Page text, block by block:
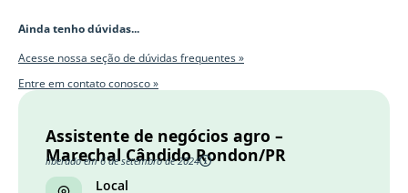
Ainda tenho dúvidas...
Acesse nossa seção de dúvidas frequentes »
Entre em contato conosco »
Assistente de negócios agro –
Marechal Cândido Rondon/PR
liberado em 6 de setembro de 2024
Local